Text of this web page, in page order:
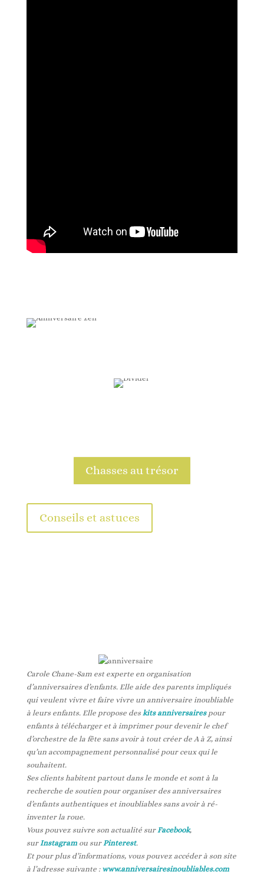
Chasses au trésor
Conseils et astuces
Carole Chane-Sam est experte en organisation
d’anniversaires d’enfants. Elle aide des parents impliqués
qui veulent vivre et faire vivre un anniversaire inoubliable
à leurs enfants. Elle propose des kits anniversairespour
enfants à télécharger et à imprimer pour devenir le chef
d’orchestre de la fête sans avoir à tout créer de A à Z, ainsi
qu’un accompagnement personnalisé pour ceux qui le
souhaitent.
Ses clients habitent partout dans le monde et sont à la
recherche de soutien pour organiser des anniversaires
d’enfants authentiques et inoubliables sans avoir à ré-
inventer la roue.
Vous pouvez suivre son actualité sur Facebook,
surInstagram ou sur Pinterest.
Et pour plus d’informations, vous pouvez accéder à son site
à l’adresse suivante : www.anniversairesinoubliables.com